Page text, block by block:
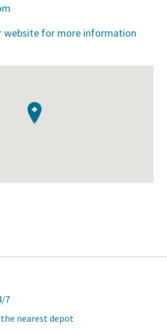
website for more information
7
nearest depot